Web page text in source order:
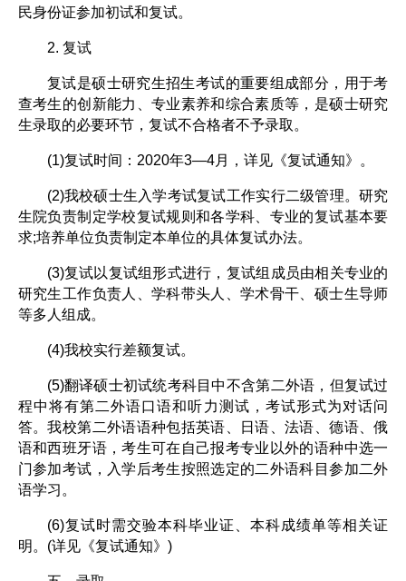
民身份证参加初试和复试。
2. 复试
复试是硕士研究生招生考试的重要组成部分，用于考
查考生的创新能力、专业素养和综合素质等，是硕士研究
生录取的必要环节，复试不合格者不予录取。
(1)复试时间：2020年3—4月，详见《复试通知》。
(2)我校硕士生入学考试复试工作实行二级管理。研究
生院负责制定学校复试规则和各学科、专业的复试基本要
求;培养单位负责制定本单位的具体复试办法。
(3)复试以复试组形式进行，复试组成员由相关专业的
研究生工作负责人、学科带头人、学术骨干、硕士生导师
等多人组成。
(4)我校实行差额复试。
(5)翻译硕士初试统考科目中不含第二外语，但复试过
程中将有第二外语口语和听力测试，考试形式为对话问
答。我校第二外语语种包括英语、日语、法语、德语、俄
语和西班牙语，考生可在自己报考专业以外的语种中选一
门参加考试，入学后考生按照选定的二外语科目参加二外
语学习。
(6)复试时需交验本科毕业证、本科成绩单等相关证
明。(详见《复试通知》)